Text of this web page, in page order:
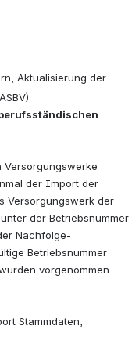
Aktualisierung der
Versorgungswerke
der Import der
Versorgungswerk der
der Betriebsnummer
Nachfolge-
Betriebsnummer
vorgenommen.
Stammdaten,